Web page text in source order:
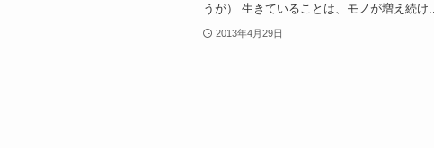
うが） 生きていることは、モノが増え続け...
2013年4月29日